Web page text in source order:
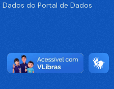
do Portal de Dados